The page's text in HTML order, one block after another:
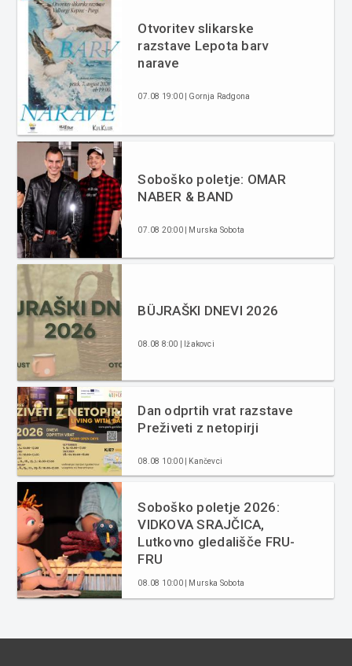
Otvoritev slikarske
razstave Lepota barv
narave
07.08 19:00 | Gornja Radgona
Soboško poletje: OMAR
NABER & BAND
07.08 20:00 | Murska Sobota
BÜJRAŠKI DNEVI 2026
08.08 8:00 | Ižakovci
Dan odprtih vrat razstave
Preživeti z netopirji
08.08 10:00 | Kančevci
Soboško poletje 2026:
VIDKOVA SRAJČICA,
Lutkovno gledališče FRU-
FRU
08.08 10:00 | Murska Sobota